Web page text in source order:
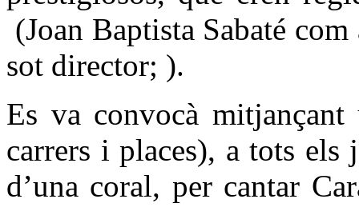
(Joan Baptista Sabaté
sot director; ).
Es va convocà
carrers i places), a tots
d’una coral, per cantar